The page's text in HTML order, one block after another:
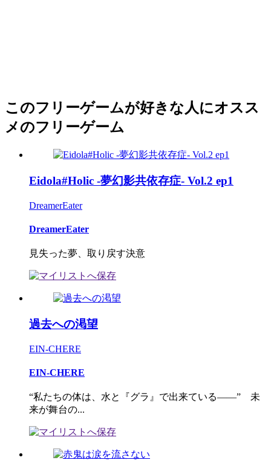
このフリーゲームが好きな人にオスス
メのフリーゲーム
Eidola#Holic -夢幻影共依存症- Vol.2 ep1
DreamerEater
DreamerEater
見失った夢、取り戻す決意
過去への渇望
EIN-CHERE
EIN-CHERE
“私たちの体は、水と『グラ』で出来ている――” 未
来が舞台の...